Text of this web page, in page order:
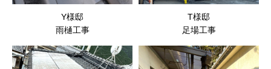
Y様邸
雨樋工事
T様邸
足場工事